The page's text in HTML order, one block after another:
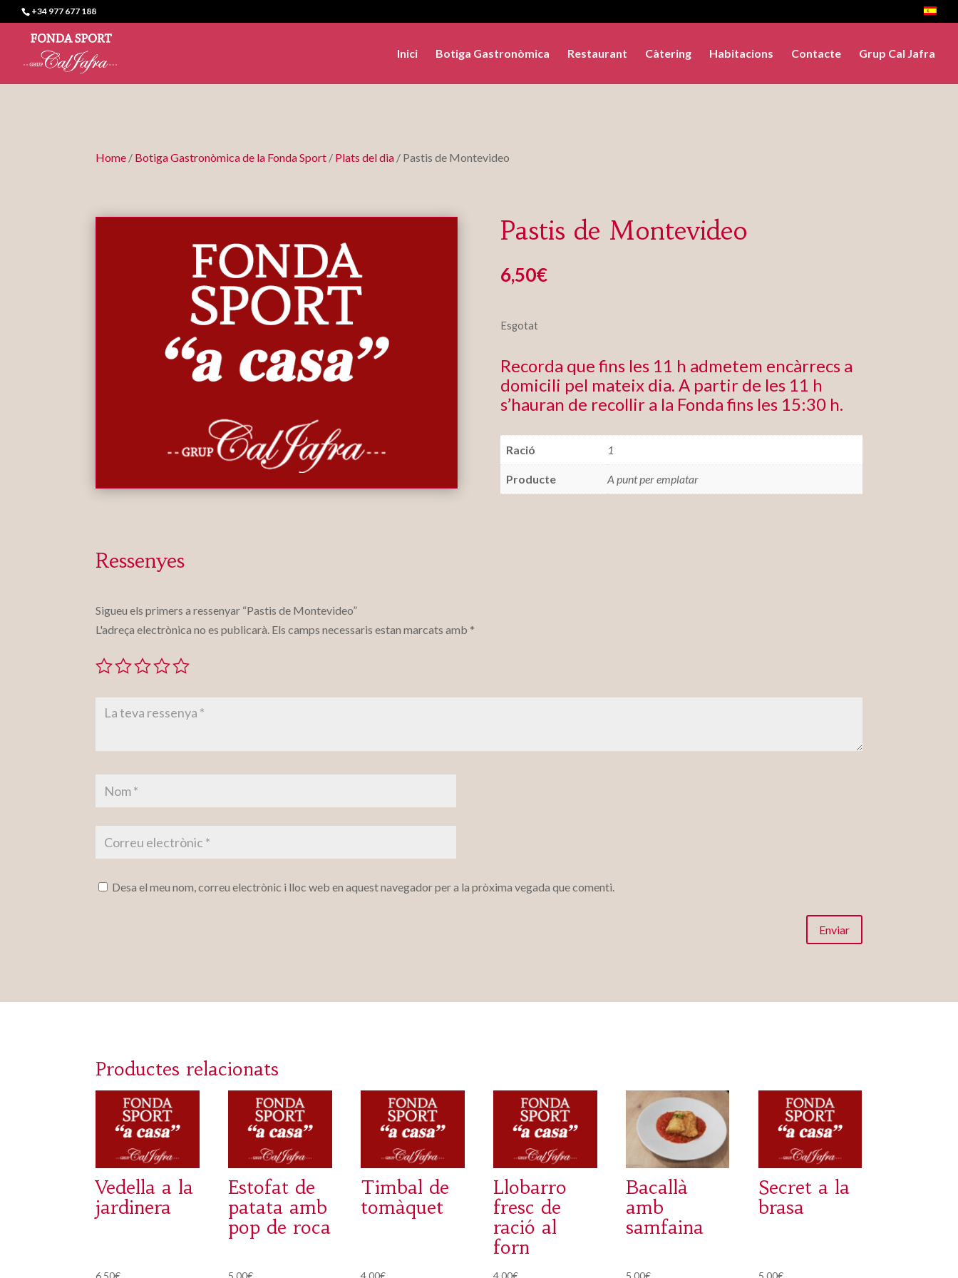
+34 977 677 188
Inici Botiga Gastronòmica Restaurant Càtering Habitacions Contacte Grup Cal Jafra
Home / Botiga Gastronòmica de la Fonda Sport / Plats del dia / Pastis de Montevideo
Pastis de Montevideo
6,50€
Esgotat
Recorda que fins les 11 h admetem encàrrecs a
domicili pel mateix dia. A partir de les 11 h
s’hauran de recollir a la Fonda fins les 15:30 h.
Ració 1
Producte A punt per emplatar
Ressenyes
Sigueu els primers a ressenyar “Pastis de Montevideo”
L'adreça electrònica no es publicarà. Els camps necessaris estan marcats amb *
Desa el meu nom, correu electrònic i lloc web en aquest navegador per a la pròxima vegada que comenti.
Enviar
Productes relacionats
Vedella a la
jardinera
6,50€
Estofat de
patata amb
pop de roca
5,00€
Timbal de
tomàquet
4,00€
Llobarro
fresc de
ració al
forn
4,00€
Bacallà
amb
samfaina
5,00€
Secret a la
brasa
5,00€